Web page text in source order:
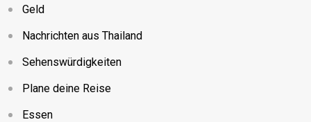
Geld
Nachrichten aus Thailand
Sehenswürdigkeiten
Plane deine Reise
Essen